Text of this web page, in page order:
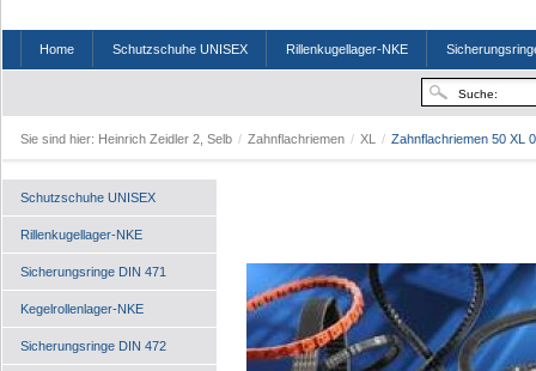
Home Schutzschuhe UNISEX Rillenkugellager-NKE
Sie sind hier: Heinrich Zeidler 2, Selb / Zahnflachriemen / XL / Zahnflachriemen 50 XL
Schutzschuhe UNISEX
Rillenkugellager-NKE
Sicherungsringe DIN 471
Kegelrollenlager-NKE
Sicherungsringe DIN 472